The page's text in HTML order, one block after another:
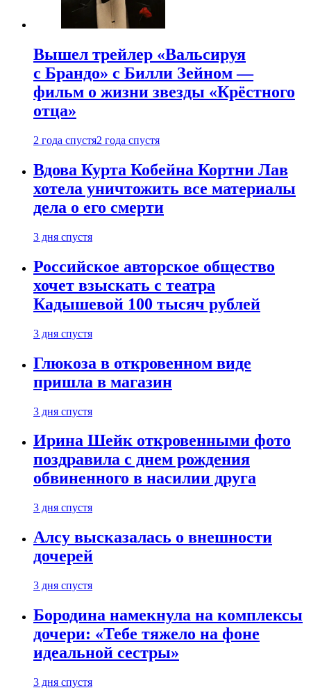
Вышел трейлер «Вальсируя
с Брандо» с Билли Зейном —
фильм о жизни звезды «Крёстного
отца»
2 года спустя2 года спустя
Вдова Курта Кобейна Кортни Лав
хотела уничтожить все материалы
дела о его смерти
3 дня спустя
Российское авторское общество
хочет взыскать с театра
Кадышевой 100 тысяч рублей
3 дня спустя
Глюкоза в откровенном виде
пришла в магазин
3 дня спустя
Ирина Шейк откровенными фото
поздравила с днем рождения
обвиненного в насилии друга
3 дня спустя
Алсу высказалась о внешности
дочерей
3 дня спустя
Бородина намекнула на комплексы
дочери: «Тебе тяжело на фоне
идеальной сестры»
3 дня спустя